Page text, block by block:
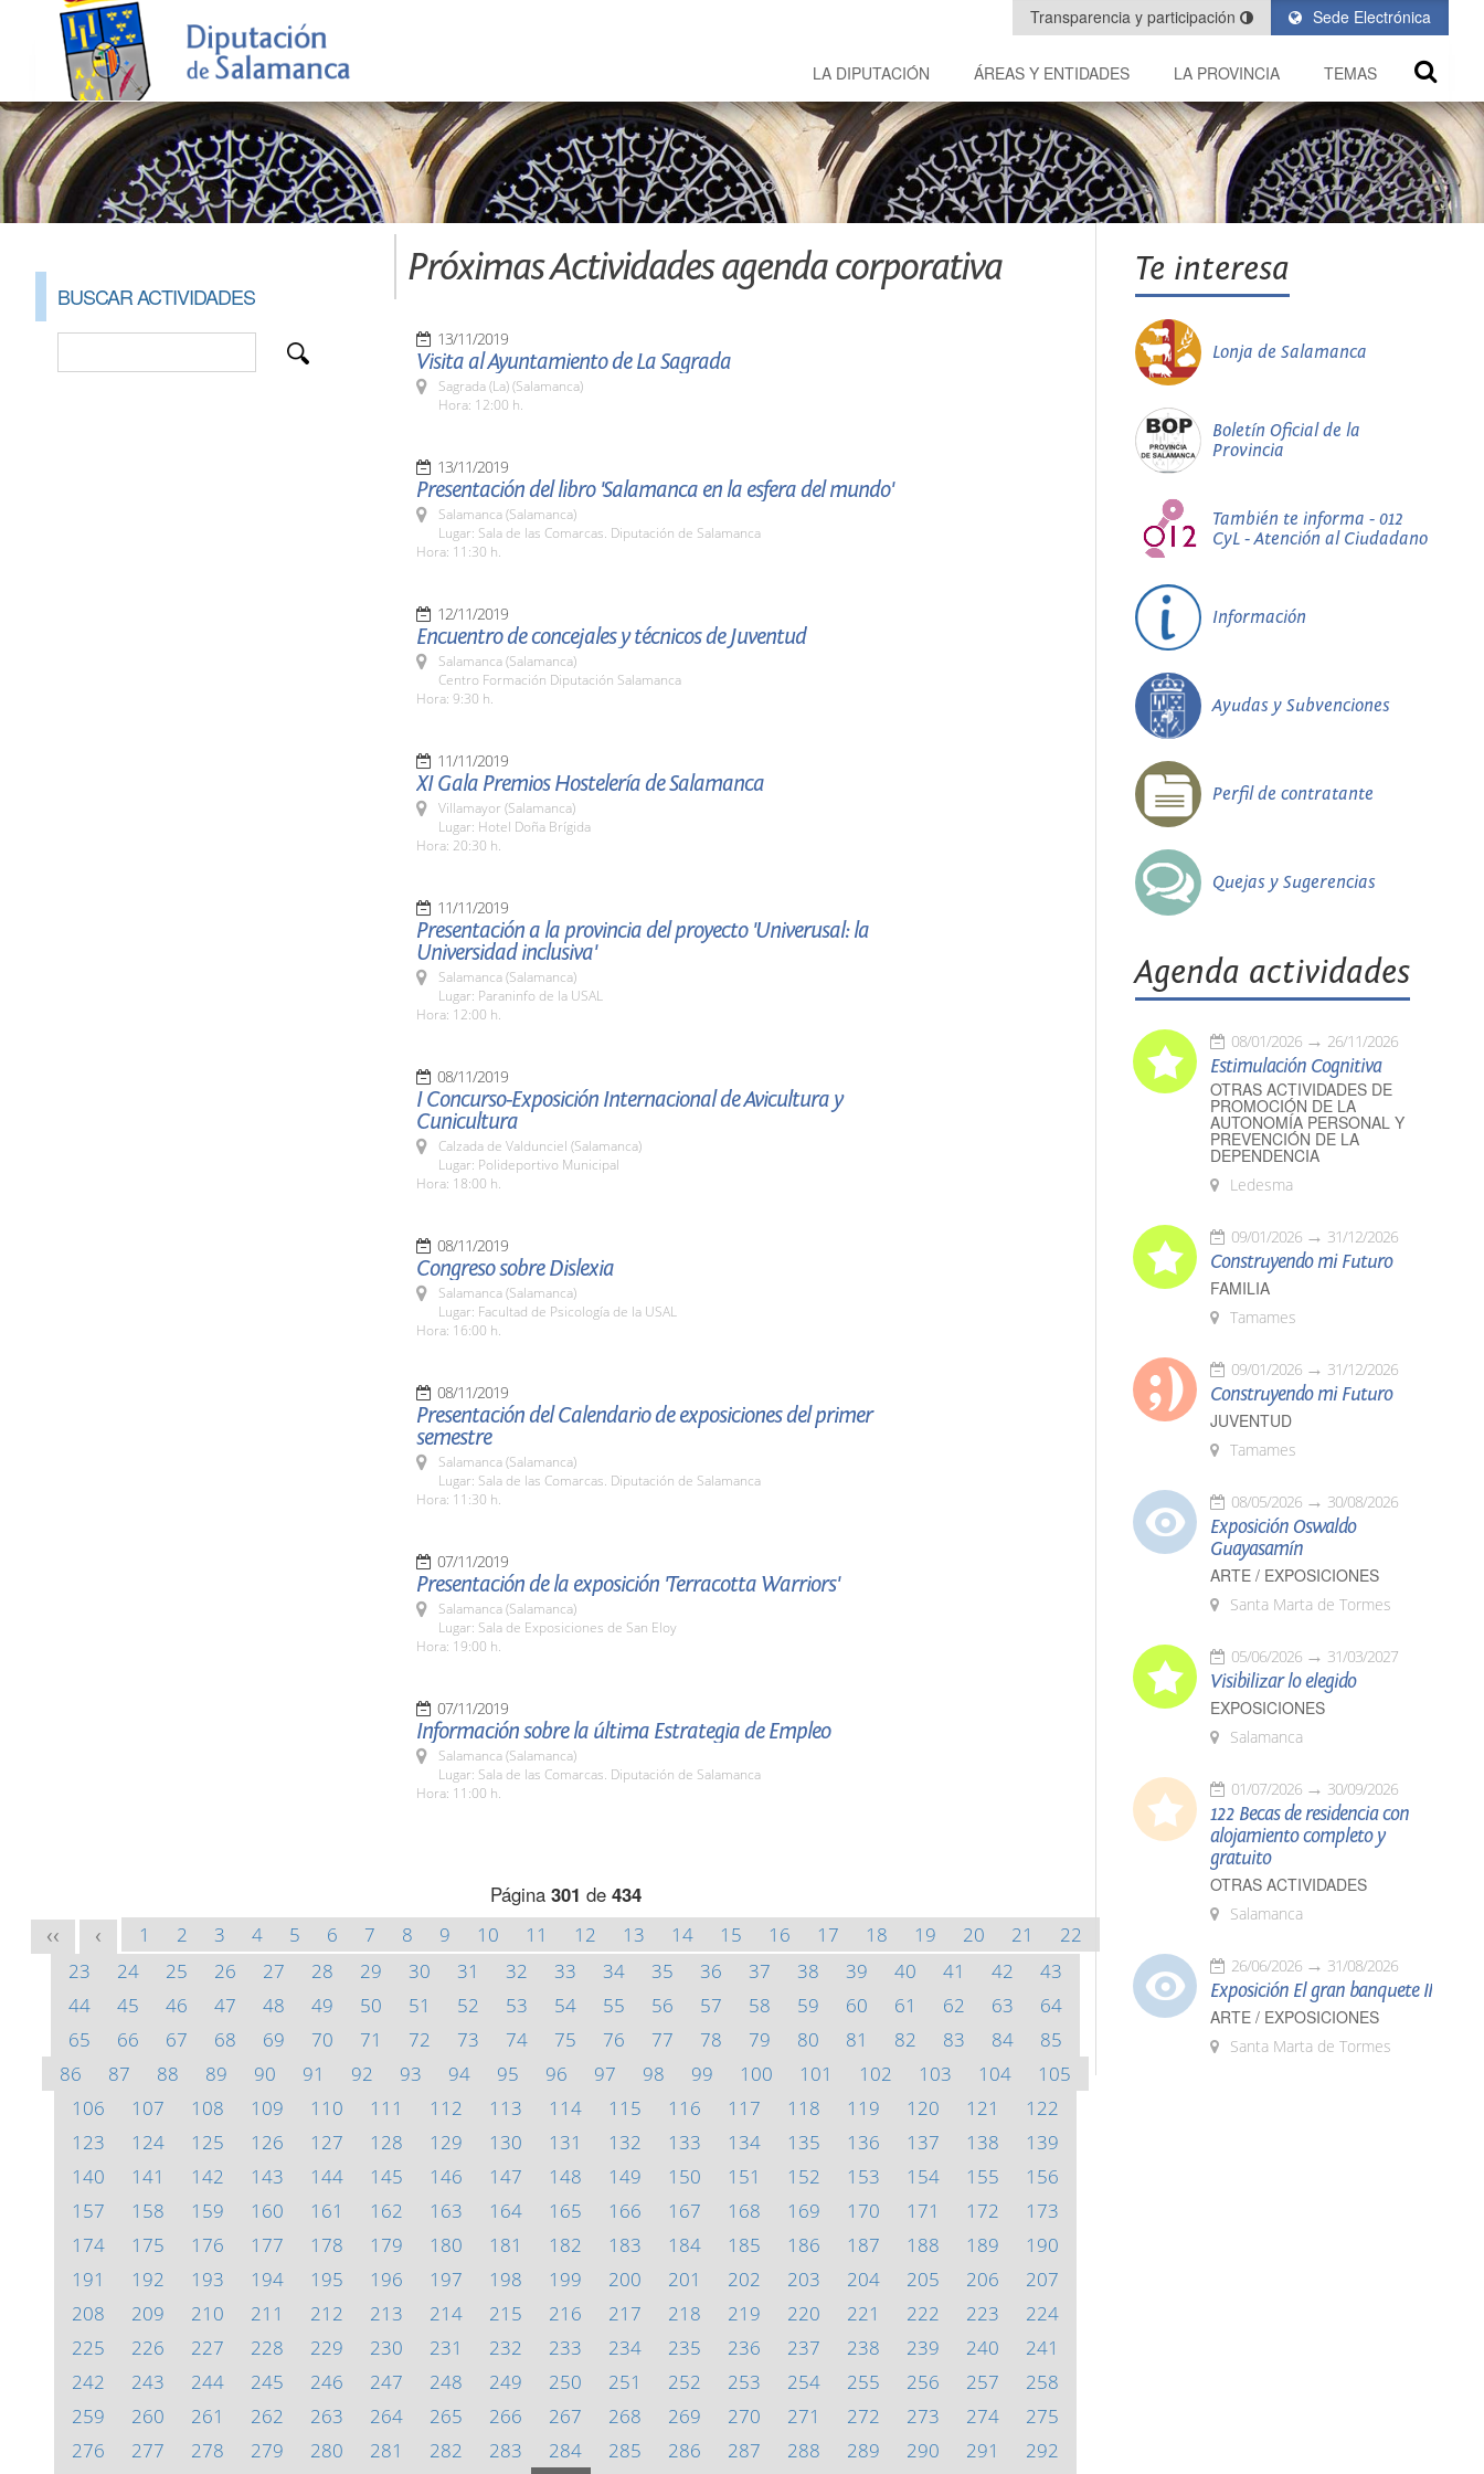
Sede Electrónica
Transparencia y participación
LA DIPUTACIÓN ÁREAS Y ENTIDADES LA PROVINCIA TEMAS
BUSCAR ACTIVIDADES
Próximas Actividades agenda corporativa
13/11/2019
Visita al Ayuntamiento de La Sagrada
Sagrada (La) (Salamanca)
Hora: 12:00 h.
13/11/2019
Presentación del libro 'Salamanca en la esfera del mundo'
Salamanca (Salamanca)
Lugar: Sala de las Comarcas. Diputación de Salamanca
Hora: 11:30 h.
12/11/2019
Encuentro de concejales y técnicos de Juventud
Salamanca (Salamanca)
Centro Formación Diputación Salamanca
Hora: 9:30 h.
11/11/2019
XI Gala Premios Hostelería de Salamanca
Villamayor (Salamanca)
Lugar: Hotel Doña Brígida
Hora: 20:30 h.
11/11/2019
Presentación a la provincia del proyecto 'Univerusal: la
Universidad inclusiva'
Salamanca (Salamanca)
Lugar: Paraninfo de la USAL
Hora: 12:00 h.
08/11/2019
I Concurso-Exposición Internacional de Avicultura y
Cunicultura
Calzada de Valdunciel (Salamanca)
Lugar: Polideportivo Municipal
Hora: 18:00 h.
08/11/2019
Congreso sobre Dislexia
Salamanca (Salamanca)
Lugar: Facultad de Psicología de la USAL
Hora: 16:00 h.
08/11/2019
Presentación del Calendario de exposiciones del primer
semestre
Salamanca (Salamanca)
Lugar: Sala de las Comarcas. Diputación de Salamanca
Hora: 11:30 h.
07/11/2019
Presentación de la exposición 'Terracotta Warriors'
Salamanca (Salamanca)
Lugar: Sala de Exposiciones de San Eloy
Hora: 19:00 h.
07/11/2019
Información sobre la última Estrategia de Empleo
Salamanca (Salamanca)
Lugar: Sala de las Comarcas. Diputación de Salamanca
Hora: 11:00 h.
Página 301 de 434
<< < 1 2 3 4 5 6 7 8 9 10 11 12 13 14 15 16 17 18 19 20 21
22
23
24 25 26 27 28 29 30 31 32 33 34 35 36 37 38 39 40 41 42
43
44
45 46 47 48 49 50 51 52 53 54 55 56 57 58 59 60 61 62 63
64
65
66 67 68 69 70 71 72 73 74 75 76 77 78 79 80 81 82 83 84
85
86
87 88 89 90 91 92 93 94 95 96 97 98 99 100 101 102 103 104
105
106
107 108 109 110 111 112 113 114 115 116 117 118 119 120 121
122
123
124 125 126 127 128 129 130 131 132 133 134 135 136 137 138
139
140
141 142 143 144 145 146 147 148 149 150 151 152 153 154 155
156
157
158 159 160 161 162 163 164 165 166 167 168 169 170 171 172
173
174
175 176 177 178 179 180 181 182 183 184 185 186 187 188 189
190
191
192 193 194 195 196 197 198 199 200 201 202 203 204 205 206
207
208
209 210 211 212 213 214 215 216 217 218 219 220 221 222 223
224
225
226 227 228 229 230 231 232 233 234 235 236 237 238 239 240
241
242
243 244 245 246 247 248 249 250 251 252 253 254 255 256 257
258
259
260 261 262 263 264 265 266 267 268 269 270 271 272 273 274
275
276
277 278 279 280 281 282 283 284 285 286 287 288 289 290 291
292
Te interesa
Lonja de Salamanca
Boletín Oficial de la
Provincia
También te informa - 012
CyL - Atención al Ciudadano
Información
Ayudas y Subvenciones
Perfil de contratante
Quejas y Sugerencias
Agenda actividades
08/01/2026 26/11/2026
Estimulación Cognitiva
OTRAS ACTIVIDADES DE
PROMOCIÓN DE LA
AUTONOMÍA PERSONAL Y
PREVENCIÓN DE LA
DEPENDENCIA
Ledesma
09/01/2026 31/12/2026
Construyendo mi Futuro
FAMILIA
Tamames
09/01/2026 31/12/2026
Construyendo mi Futuro
JUVENTUD
Tamames
08/05/2026 30/08/2026
Exposición Oswaldo
Guayasamín
ARTE / EXPOSICIONES
Santa Marta de Tormes
05/06/2026 31/03/2027
Visibilizar lo elegido
EXPOSICIONES
Salamanca
01/07/2026 30/09/2026
122 Becas de residencia con
alojamiento completo y
gratuito
OTRAS ACTIVIDADES
Salamanca
26/06/2026 31/08/2026
Exposición El gran banquete II
ARTE / EXPOSICIONES
Santa Marta de Tormes